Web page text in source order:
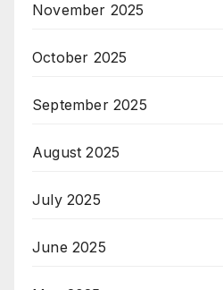
November 2025
October 2025
September 2025
August 2025
July 2025
June 2025